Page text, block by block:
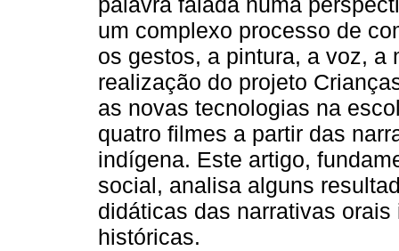
um complexo processo de
os gestos, a pintura, a voz, a
realização do projeto
as novas tecnologias na
quatro filmes a partir das
indígena. Este artigo,
social, analisa alguns
didáticas das narrativas
históricas.